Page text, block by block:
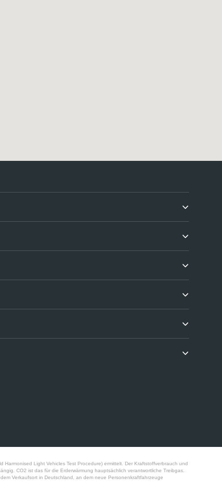
Light Vehicles Test Procedure) ermittelt. Der Kraftstoffverbrauch und
CO2 ist das für die Erderwärmung hauptsächlich verantwortliche Treibgas.
Verkaufsort in Deutschland, an dem neue Personenkraftfahrzeuge